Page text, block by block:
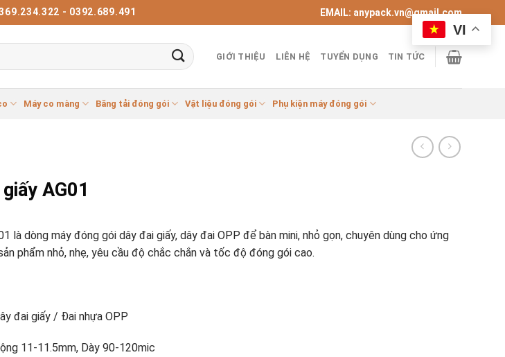
- 0392.689.491 EMAIL: anypack.vn@gmail.com
GIỚI THIỆU LIÊN HỆ TUYỂN DỤNG TIN TỨC
Máy co màng Băng tải đóng gói Vật liệu đóng gói Phụ kiện máy đóng gói
AG01
là dòng máy đóng gói dây đai giấy, dây đai OPP để bàn mini, nhỏ gọn, chuyên dùng cho ứng
phẩm nhỏ, nhẹ, yêu cầu độ chắc chắn và tốc độ đóng gói cao.
đai giấy / Đai nhựa OPP
11-11.5mm, Dày 90-120mic
VI